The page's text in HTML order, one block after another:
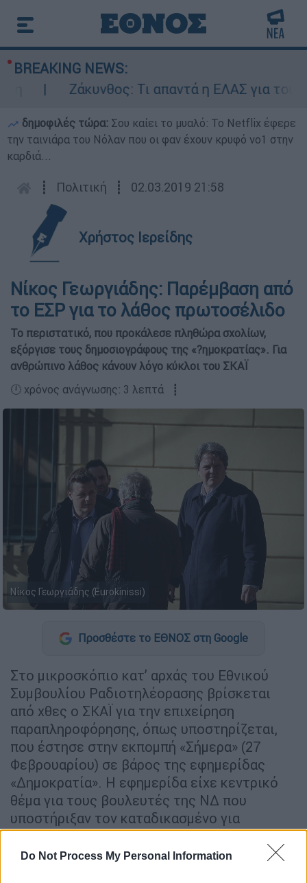
Do Not Process My Personal Information
BREAKING NEWS:
Ζάκυνθος: Τι απαντά η ΕΛΑΣ για τους 8
δημοφιλές τώρα: Σου καίει το μυαλό: Το Netflix έφερε
την ταινιάρα του Νόλαν που οι φαν έχουν κρυφό νο1 στην
καρδιά...
┋ Πολιτική ┋ 02.03.2019 21:58
Χρήστος Ιερείδης
Νίκος Γεωργιάδης: Παρέµβαση από
το ΕΣΡ για το λάθος πρωτοσέλιδο
Το περιστατικό, που προκάλεσε πληθώρα σχολίων,
εξόργισε τους δηµοσιογράφους της «?ηµοκρατίας». Για
ανθρώπινο λάθος κάνουν λόγο κύκλοι του ΣΚΑΪ
🕛 χρόνος ανάγνωσης: 3 λεπτά ┋
Νίκος Γεωργιάδης (Eurokinissi)
Προσθέστε το ΕΘΝΟΣ στη Google
Στο µικροσκόπιο κατ’ αρχάς του Εθνικού
Συµβουλίου Ραδιοτηλέορασης βρίσκεται
από χθες ο ΣΚΑΪ για την επιχείρηση
παραπληροφόρησης, όπως υποστηρίζεται,
που έστησε στην εκποµπή «Σήµερα» (27
Φεβρουαρίου) σε βάρος της εφηµερίδας
«∆ηµοκρατία». Η εφηµερίδα είχε κεντρικό
θέµα για τους βουλευτές της Ν∆ που
υποστήριξαν τον καταδικασµένο για
ασέλγεια σε βάρος ανηλίκων. Οµως ο
σταθµός πρόβαλε πρωτοσέλιδο της ίδιας